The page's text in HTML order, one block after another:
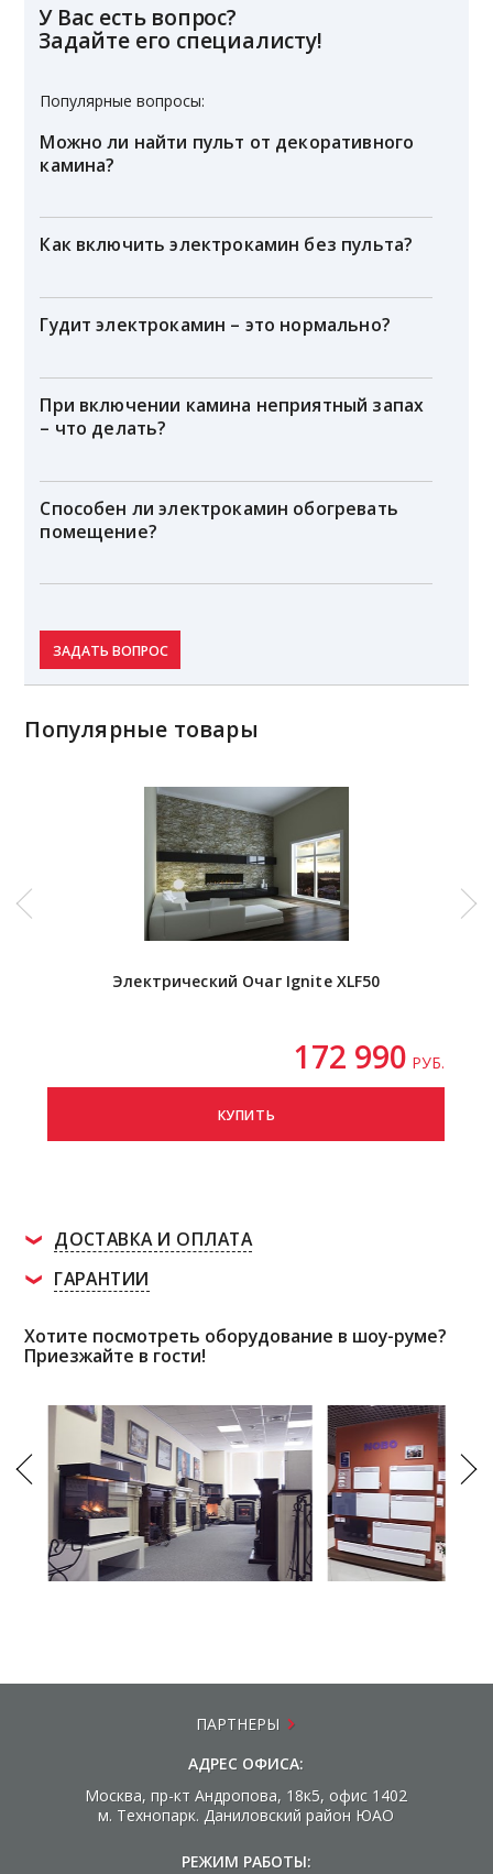
У Вас есть вопрос?
Задайте его специалисту!
Популярные вопросы:
Можно ли найти пульт от декоративного
камина?
Как включить электрокамин без пульта?
Гудит электрокамин – это нормально?
При включении камина неприятный запах
– что делать?
Способен ли электрокамин обогревать
помещение?
ЗАДАТЬ ВОПРОС
Популярные товары
Электрический Очаг Ignite XLF50
172 990 РУБ.
КУПИТЬ
ДОСТАВКА И ОПЛАТА
ГАРАНТИИ
Хотите посмотреть оборудование в шоу-руме?
Приезжайте в гости!
ПАРТНЕРЫ
АДРЕС ОФИСА:
Москва, пр-кт Андропова, 18к5, офис 1402
м. Технопарк. Даниловский район ЮАО
РЕЖИМ РАБОТЫ: